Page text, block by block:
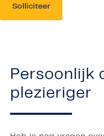
Solliciteer
Persoonlijk
plezieriger